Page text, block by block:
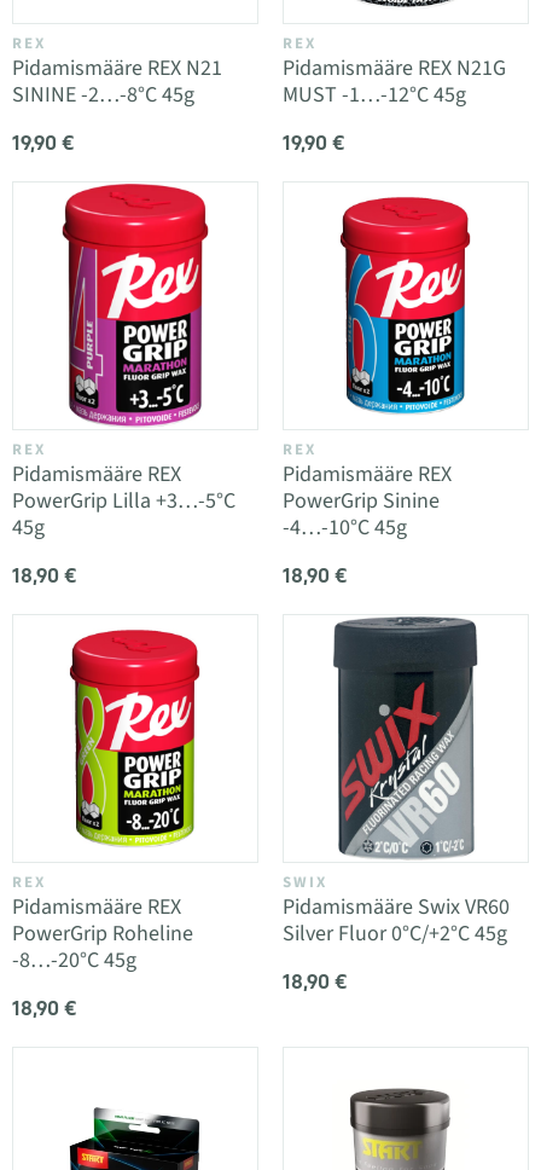
REX
Pidamismääre REX N21
SININE -2…-8°C 45g
19,90 €
REX
Pidamismääre REX N21G
MUST -1…-12°C 45g
19,90 €
REX
Pidamismääre REX
PowerGrip Lilla +3…-5°C
45g
18,90 €
REX
Pidamismääre REX
PowerGrip Sinine
-4…-10°C 45g
18,90 €
REX
Pidamismääre REX
PowerGrip Roheline
-8…-20°C 45g
18,90 €
SWIX
Pidamismääre Swix VR60
Silver Fluor 0°C/+2°C 45g
18,90 €